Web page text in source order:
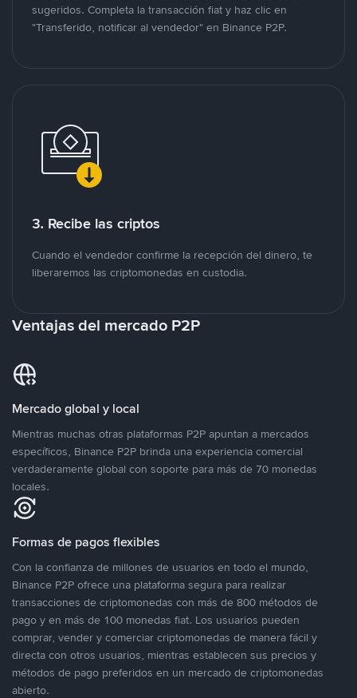
sugeridos. Completa la transacción fiat y haz clic en
"Transferido, notificar al vendedor" en Binance P2P.
3. Recibe las criptos
Cuando el vendedor confirme la recepción del dinero, te
liberaremos las criptomonedas en custodia.
Ventajas del mercado P2P
Mercado global y local
Mientras muchas otras plataformas P2P apuntan a mercados
específicos, Binance P2P brinda una experiencia comercial
verdaderamente global con soporte para más de 70 monedas
locales.
Formas de pagos flexibles
Con la confianza de millones de usuarios en todo el mundo,
Binance P2P ofrece una plataforma segura para realizar
transacciones de criptomonedas con más de 800 métodos de
pago y en más de 100 monedas fiat. Los usuarios pueden
comprar, vender y comerciar criptomonedas de manera fácil y
directa con otros usuarios, mientras establecen sus precios y
métodos de pago preferidos en un mercado de criptomonedas
abierto.